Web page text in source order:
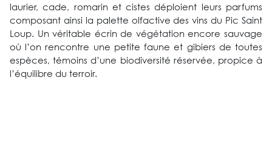
laurier, cade, romarin et cistes déploient leurs parfums
composant ainsi la palette olfactive des vins du Pic Saint
Loup. Un véritable écrin de végétation encore sauvage
où l’on rencontre une petite faune et gibiers de toutes
espèces, témoins d’une biodiversité réservée, propice à
l’équilibre du terroir.